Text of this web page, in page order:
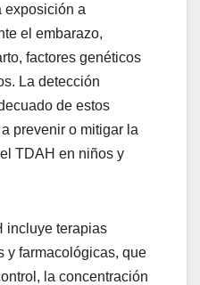
exposición a
el embarazo,
factores genéticos
La detección
de estos
prevenir o mitigar la
TDAH en niños y
incluye terapias
y farmacológicas, que
la concentración